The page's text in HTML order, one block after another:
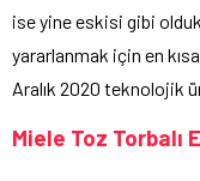
ise yine eskisi gibi
yararlanmak için en
Aralık 2020 teknolojik
Miele Toz Torbalı